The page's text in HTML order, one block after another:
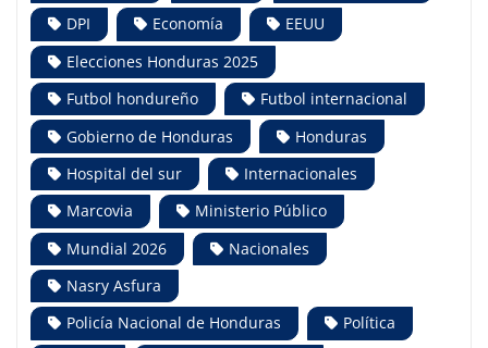
DPI
Economía
EEUU
Elecciones Honduras 2025
Futbol hondureño
Futbol internacional
Gobierno de Honduras
Honduras
Hospital del sur
Internacionales
Marcovia
Ministerio Público
Mundial 2026
Nacionales
Nasry Asfura
Policía Nacional de Honduras
Política